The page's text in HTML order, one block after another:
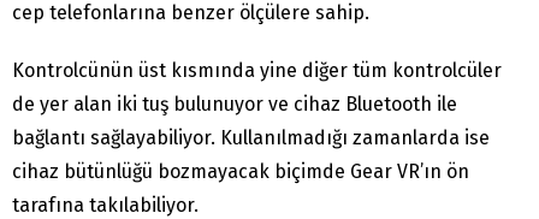
cep telefonlarına benzer ölçülere sahip.
Kontrolcünün üst kısmında yine diğer tüm kontrolcüler
de yer alan iki tuş bulunuyor ve cihaz Bluetooth ile
bağlantı sağlayabiliyor. Kullanılmadığı zamanlarda ise
cihaz bütünlüğü bozmayacak biçimde Gear VR’ın ön
tarafına takılabiliyor.